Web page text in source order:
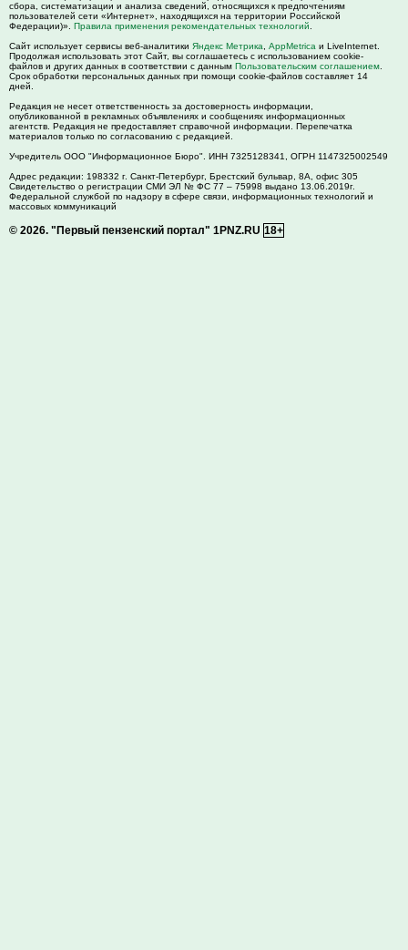
сбора, систематизации и анализа сведений, относящихся к предпочтениям
пользователей сети «Интернет», находящихся на территории Российской
Федерации)». Правила применения рекомендательных технологий
Сайт использует сервисы веб-аналитики Яндекс Метрика AppMetrica и LiveInternet.
Продолжая использовать этот Сайт, вы соглашаетесь с использованием cookie-
файлов и других данных в соответствии с данным Пользовательским соглашением
Срок обработки персональных данных при помощи cookie-файлов составляет 14
дней.
Редакция не несет ответственность за достоверность информации,
опубликованной в рекламных объявлениях и сообщениях информационных
агентств. Редакция не предоставляет справочной информации. Перепечатка
материалов только по согласованию с редакцией.
Учредитель ООО "Информационное Бюро". ИНН 7325128341, ОГРН 1147325002549
Адрес редакции: 198332 г. Санкт-Петербург, Брестский бульвар, 8А, офис 305
Свидетельство о регистрации СМИ ЭЛ № ФС 77 – 75998 выдано 13.06.2019г.
Федеральной службой по надзору в сфере связи, информационных технологий и
массовых коммуникаций
© 2026. "Первый пензенский портал" 1PNZ.RU 18+